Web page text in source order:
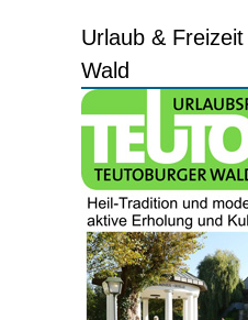
Urlaub &
Wald